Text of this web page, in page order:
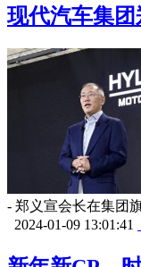
现代汽车集
- 郑义宣会长在集团
2024-01-09 13:01:41